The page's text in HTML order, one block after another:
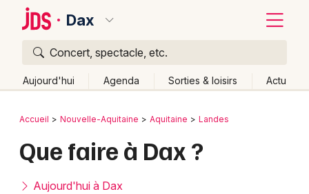
Dax
Concert, spectacle, etc.
Aujourd'hui Agenda Sorties & loisirs Actu
Publier un événement
Bordeaux
Retour
Accueil Nouvelle-Aquitaine Aquitaine Landes
Que faire à Dax ?
Aujourd'hui à Dax
Quoi ?
Où ?
Près de moi
Changer de lieu
Quand ?